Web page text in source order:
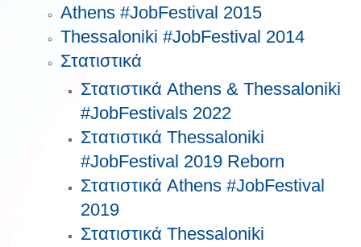
Athens #JobFestival 2015
Thessaloniki #JobFestival 2014
Στατιστικά
Στατιστικά Athens & Thessaloniki
#JobFestivals 2022
Στατιστικά Thessaloniki
#JobFestival 2019 Reborn
Στατιστικά Athens #JobFestival
2019
Στατιστικά Thessaloniki